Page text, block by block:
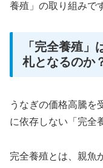
養殖」の取り組みで
「完全養殖」
札となるのか
うなぎの価格高騰を
に依存しない「完全
完全養殖とは、親魚